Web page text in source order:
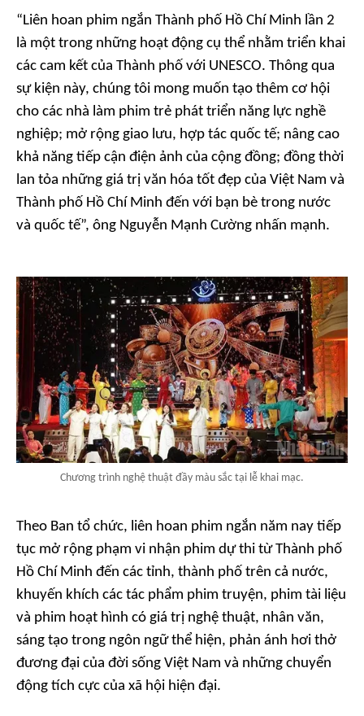
“Liên hoan phim ngắn Thành phố Hồ Chí Minh lần 2
là một trong những hoạt động cụ thể nhằm triển khai
các cam kết của Thành phố với UNESCO. Thông qua
sự kiện này, chúng tôi mong muốn tạo thêm cơ hội
cho các nhà làm phim trẻ phát triển năng lực nghề
nghiệp; mở rộng giao lưu, hợp tác quốc tế; nâng cao
khả năng tiếp cận điện ảnh của cộng đồng; đồng thời
lan tỏa những giá trị văn hóa tốt đẹp của Việt Nam và
Thành phố Hồ Chí Minh đến với bạn bè trong nước
và quốc tế”, ông Nguyễn Mạnh Cường nhấn mạnh.
Chương trình nghệ thuật đầy màu sắc tại lễ khai mạc.
Theo Ban tổ chức, liên hoan phim ngắn năm nay tiếp
tục mở rộng phạm vi nhận phim dự thi từ Thành phố
Hồ Chí Minh đến các tỉnh, thành phố trên cả nước,
khuyến khích các tác phẩm phim truyện, phim tài liệu
và phim hoạt hình có giá trị nghệ thuật, nhân văn,
sáng tạo trong ngôn ngữ thể hiện, phản ánh hơi thở
đương đại của đời sống Việt Nam và những chuyển
động tích cực của xã hội hiện đại.